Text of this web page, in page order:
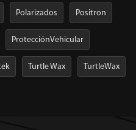
Polarizados Positron
ProtecciónVehicular
Turtle Wax TurtleWax